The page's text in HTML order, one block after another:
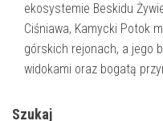
ekosystemie Beskidu
Ciśniawa, Kamycki Potok
górskich rejonach, a jego
widokami oraz bogatą
Szukaj